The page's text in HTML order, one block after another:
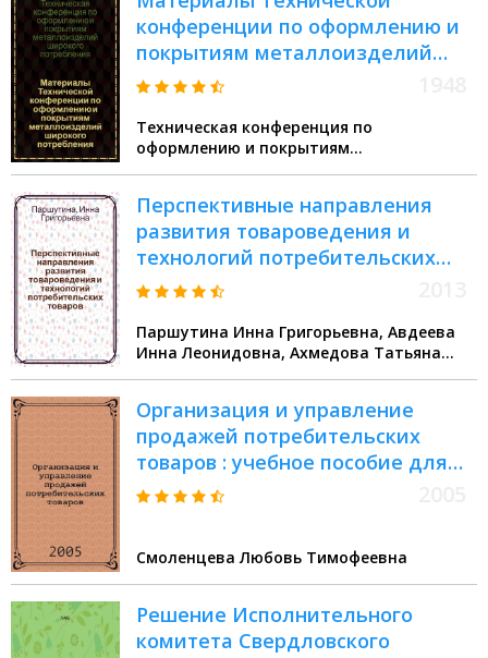
конференции по оформлению и
покрытиям металлоизделий
широкого потребления. 12-13
подготовлены к печати Глав.
инж. Техн. отд. ММП РСФСР Г.С.
Эткиным
Техническая конференция по
оформлению и покрытиям
Перспективные направления
развития товароведения и
технологий потребительских
товаров : монография
Паршутина Инна Григорьевна, Авдеева
Инна Леонидовна, Ахмедова Татьяна
Организация и управление
продажей потребительских
товаров : учебное пособие для
студентов высших учебных
"Коммерция (торговое дело)"
Смоленцева Любовь Тимофеевна
Решение Исполнительного
комитета Свердловского